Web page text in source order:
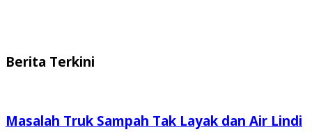
Berita Terkini
Masalah Truk Sampah Tak Layak dan Air Lindi